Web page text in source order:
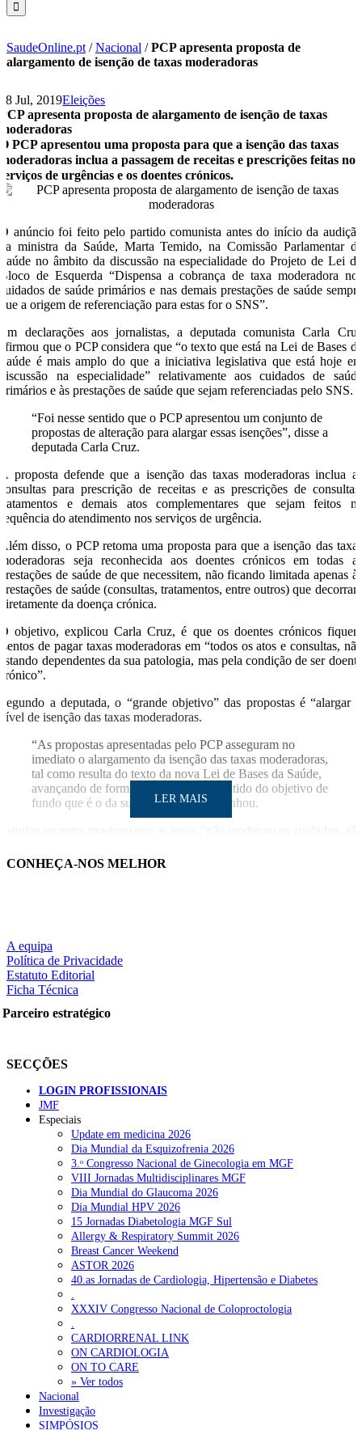
SaudeOnline.pt /Nacional /PCP apresenta proposta de
alargamento de isenção de taxas moderadoras
18 Jul, 2019Eleições
PCP apresenta proposta de alargamento de isenção de taxas
moderadoras
O PCP apresentou uma proposta para que a isenção das taxas
moderadoras inclua a passagem de receitas e prescrições feitas nos
serviços de urgências e os doentes crónicos.
O anúncio foi feito pelo partido comunista antes do início da audição
da ministra da Saúde, Marta Temido, na Comissão Parlamentar de
Saúde no âmbito da discussão na especialidade do Projeto de Lei do
Bloco de Esquerda “Dispensa a cobrança de taxa moderadora nos
cuidados de saúde primários e nas demais prestações de saúde sempre
que a origem de referenciação para estas for o SNS”.
Em declarações aos jornalistas, a deputada comunista Carla Cruz
afirmou que o PCP considera que “o texto que está na Lei de Bases da
Saúde é mais amplo do que a iniciativa legislativa que está hoje em
discussão na especialidade” relativamente aos cuidados de saúde
primários e às prestações de saúde que sejam referenciadas pelo SNS.
“Foi nesse sentido que o PCP apresentou um conjunto de
propostas de alteração para alargar essas isenções”, disse a
deputada Carla Cruz.
A proposta defende que a isenção das taxas moderadoras inclua as
consultas para prescrição de receitas e as prescrições de consultas,
tratamentos e demais atos complementares que sejam feitos na
sequência do atendimento nos serviços de urgência.
Além disso, o PCP retoma uma proposta para que a isenção das taxas
moderadoras seja reconhecida aos doentes crónicos em todas as
prestações de saúde de que necessitem, não ficando limitada apenas às
prestações de saúde (consultas, tratamentos, entre outros) que decorram
diretamente da doença crónica.
O objetivo, explicou Carla Cruz, é que os doentes crónicos fiquem
isentos de pagar taxas moderadoras em “todos os atos e consultas, não
estando dependentes da sua patologia, mas pela condição de ser doente
crónico”.
Segundo a deputada, o “grande objetivo” das propostas é “alargar o
nível de isenção das taxas moderadoras.
“As propostas apresentadas pelo PCP asseguram no
imediato o alargamento da isenção das taxas moderadoras,
tal como resulta do texto da nova Lei de Bases da Saúde,
avançando de forma progressiva no sentido do objetivo de
fundo que é o da sua revogação”, sublinhou.
PCP intervém para alargar as isenções”, rematou.
Partilhe nas redes sociais:
NOTÍCIAS RECENTES
Quase 11.900 jovens recorreram aos cheques psicólogo e
nutricionista no primeiro mês 7 de Agosto, 2026
ULS de Coimbra estreia cirurgia endoscópica do ouvido com
apoio robótico em Portugal 7 de Agosto, 2026
Enfermeiros exigem esclarecimentos sobre eventual gestão
privada da ULS do Algarve 7 de Agosto, 2026
Ordem dos Médicos alerta para riscos no novo sistema de acesso
a consultas e cirurgias
Portugal está a formar os médicos de que precisa?
2026
NOTÍCIAS MAIS LIDAS
LER MAIS
CONHEÇA-NOS MELHOR
A equipa
Política de Privacidade
Estatuto Editorial
Ficha Técnica
Parceiro estratégico
SECÇÕES
LOGIN PROFISSIONAIS
JMF
Especiais
Update em medicina 2026
Dia Mundial da Esquizofrenia 2026
3.ᵒ Congresso Nacional de Ginecologia em MGF
VIII Jornadas Multidisciplinares MGF
Dia Mundial do Glaucoma 2026
Dia Mundial HPV 2026
15 Jornadas Diabetologia MGF Sul
Allergy & Respiratory Summit 2026
Breast Cancer Weekend
ASTOR 2026
40.as Jornadas de Cardiologia, Hipertensão e Diabetes
.
XXXIV Congresso Nacional de Coloproctologia
.
CARDIORRENAL LINK
ON CARDIOLOGIA
ON TO CARE
» Ver todos
Nacional
Investigação
SIMPÓSIOS